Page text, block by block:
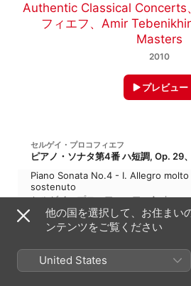
Authentic Classical Concerts、
フィエフ 、 Amir
Masters
2010
プレビュー
セルゲイ・プロコフィエフ
Piano Sonata No.4 - I. Allegro molto
sostenuto
セルゲイ・プロコフィエフ、Amir
Tebenikhin
Piano Sonata No.4 - II. Andante assai
セルゲイ・プロコフィエフ
Tebenikhin
Piano Sonata No.4 - III. Allegro con
ma non leggiere
他の国を選択して、お住まい
ンテンツをご覧ください
United States